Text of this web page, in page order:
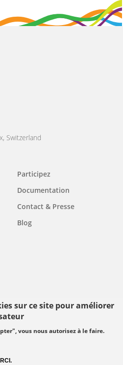
sur ce site pour améliorer
vous nous autorisez à le faire.
Switzerland
Participez
Documentation
Contact & Presse
Blog